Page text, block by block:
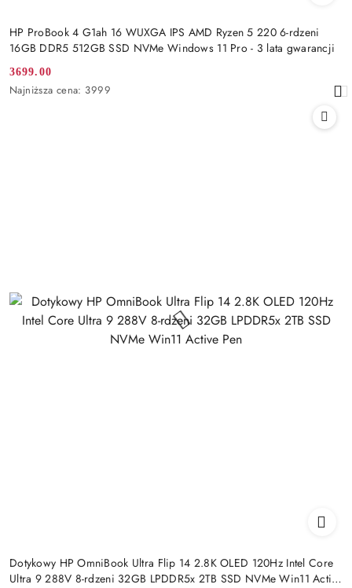
HP ProBook 4 G1ah 16 WUXGA IPS AMD Ryzen 5 220 6-rdzeni
16GB DDR5 512GB SSD NVMe Windows 11 Pro - 3 lata gwarancji
Cena
promocyjna:
3699.00
Najniższa
Najniższa cena: 3999
Dotykowy HP OmniBook Ultra Flip 14 2.8K OLED 120Hz Intel Core
Ultra 9 288V 8-rdzeni 32GB LPDDR5x 2TB SSD NVMe Win11 Active